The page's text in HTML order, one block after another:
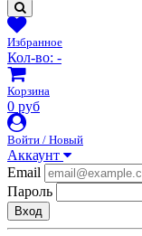
Избранное
Кол-во: -
Корзина
0 руб
Войти / Новый
Аккаунт
Email
Пароль
Вход